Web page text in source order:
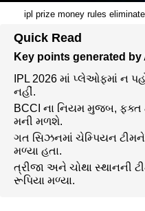
ipl prize money rules
Quick Read
Key points generated
IPL 2026 માં પ્લેઓફમાં ન
નહીં.
BCCI ના નિયમ મુજબ, ફક્ત
મની મળશે.
ગત સિઝનમાં ચેમ્પિયન ટીમને
મળ્યા હતા.
ત્રીજા અને ચોથા સ્થાનની
રૂપિયા મળ્યા.